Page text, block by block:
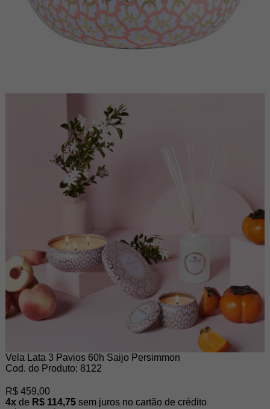
Vela Lata 3 Pavios 60h Saijo Persimmon
Cod. do Produto: 8122
R$ 459,00
4xde R$ 114,75 sem juros no cartão de crédito